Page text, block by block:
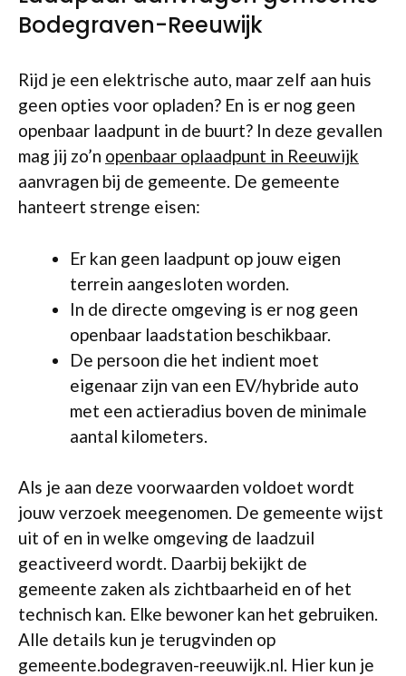
Bodegraven-Reeuwijk
Rijd je een elektrische auto, maar zelf aan huis
geen opties voor opladen? En is er nog geen
openbaar laadpunt in de buurt? In deze gevallen
mag jij zo’n openbaar oplaadpunt in Reeuwijk
aanvragen bij de gemeente. De gemeente
hanteert strenge eisen:
Er kan geen laadpunt op jouw eigen
terrein aangesloten worden.
In de directe omgeving is er nog geen
openbaar laadstation beschikbaar.
De persoon die het indient moet
eigenaar zijn van een EV/hybride auto
met een actieradius boven de minimale
aantal kilometers.
Als je aan deze voorwaarden voldoet wordt
jouw verzoek meegenomen. De gemeente wijst
uit of en in welke omgeving de laadzuil
geactiveerd wordt. Daarbij bekijkt de
gemeente zaken als zichtbaarheid en of het
technisch kan. Elke bewoner kan het gebruiken.
Alle details kun je terugvinden op
gemeente.bodegraven-reeuwijk.nl. Hier kun je